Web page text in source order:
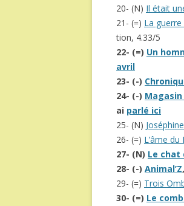
20- (N) Il était
21- (=) La guerre
tion, 4.33/5
22- (=) Un
avril
23- (-)
24- (-)
ai parlé ici
25- (N)
26- (=) L’âme du
27- (N) Le chat
28- (-) Animal’Z
29- (=) Trois
30- (=) Le